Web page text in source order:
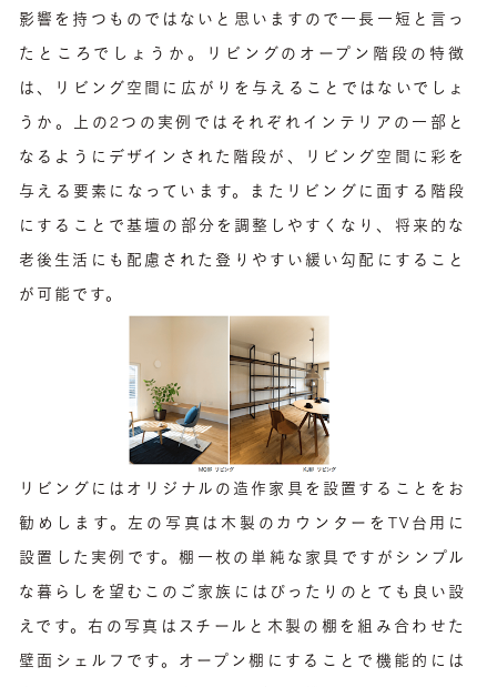
影響を持つものではないと思いますので一長一短と言っ
たところでしょうか。リビングのオープン階段の特徴
は、リビング空間に広がりを与えることではないでしょ
うか。上の2つの実例ではそれぞれインテリアの一部と
なるようにデザインされた階段が、リビング空間に彩を
与える要素になっています。またリビングに面する階段
にすることで基壇の部分を調整しやすくなり、将来的な
老後生活にも配慮された登りやすい緩い勾配にすること
が可能です。
リビングにはオリジナルの造作家具を設置することをお
勧めします。左の写真は木製のカウンターをTV台用に
設置した実例です。棚一枚の単純な家具ですがシンプル
な暮らしを望むこのご家族にはぴったりのとても良い設
えです。右の写真はスチールと木製の棚を組み合わせた
壁面シェルフです。オープン棚にすることで機能的には